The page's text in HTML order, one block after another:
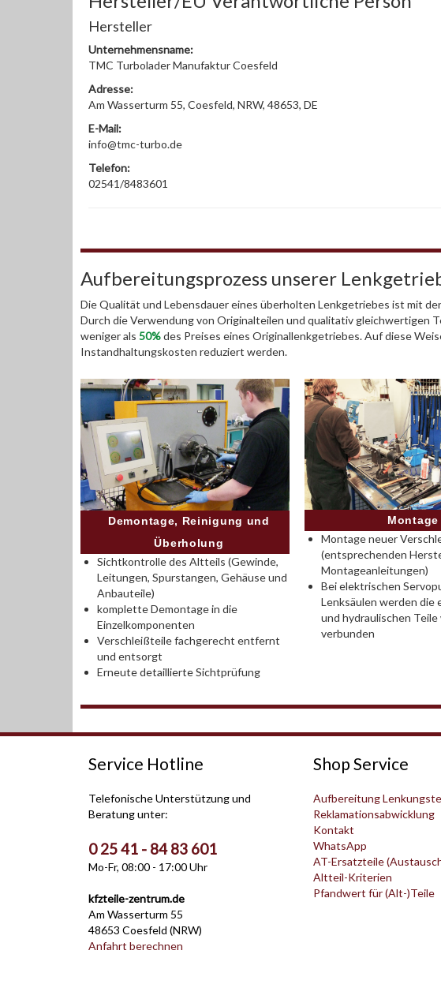
Hersteller
Unternehmensname:
TMC Turbolader Manufaktur Coesfeld
Adresse:
Am Wasserturm 55, Coesfeld, NRW, 48653, DE
E-Mail:
info@tmc-turbo.de
Telefon:
02541/8483601
Aufbereitungsprozess unserer
Die Qualität und Lebensdauer eines überholten Lenkgetriebes ist mit
Durch die Verwendung von Originalteilen und qualitativ gleichwertigen
weniger als 50%des Preises eines Originallenkgetriebes. Auf diese
Instandhaltungskosten reduziert werden.
Demontage, Reinigung und
Überholung
Sichtkontrolle des Altteils (Gewinde,
Leitungen, Spurstangen, Gehäuse und
Anbauteile)
komplette Demontage in die
Einzelkomponenten
Verschleißteile fachgerecht entfernt
und entsorgt
Erneute detaillierte Sichtprüfung
Montage
Montage neuer
(entsprechenden
Montageanleitungen)
Bei elektrischen
Lenksäulen werden die
und hydraulischen
verbunden
Service Hotline
Telefonische Unterstützung und
Beratung unter:
0 25 41 - 84 83 601
Mo-Fr, 08:00 - 17:00 Uhr
kfzteile-zentrum.de
Am Wasserturm 55
48653 Coesfeld (NRW)
Anfahrt berechnen
Shop Service
Aufbereitung
Reklamationsabwicklung
Kontakt
WhatsApp
AT-Ersatzteile
Altteil-Kriterien
Pfandwert für (Alt-)Teile